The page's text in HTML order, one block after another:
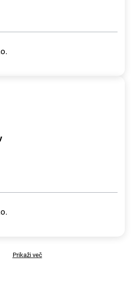
Prikaži več